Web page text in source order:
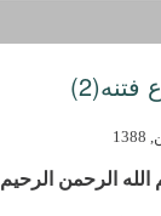
الرحمن الرحیم